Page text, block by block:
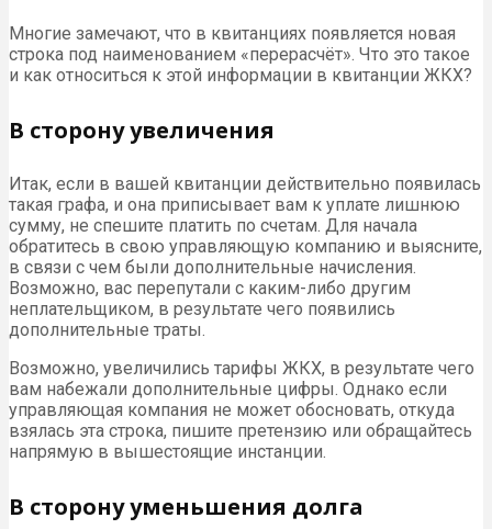
Многие замечают, что в квитанциях появляется новая
строка под наименованием «перерасчёт». Что это такое
и как относиться к этой информации в квитанции ЖКХ?
В сторону увеличения
Итак, если в вашей квитанции действительно появилась
такая графа, и она приписывает вам к уплате лишнюю
сумму, не спешите платить по счетам. Для начала
обратитесь в свою управляющую компанию и выясните,
в связи с чем были дополнительные начисления.
Возможно, вас перепутали с каким-либо другим
неплательщиком, в результате чего появились
дополнительные траты.
Возможно, увеличились тарифы ЖКХ, в результате чего
вам набежали дополнительные цифры. Однако если
управляющая компания не может обосновать, откуда
взялась эта строка, пишите претензию или обращайтесь
напрямую в вышестоящие инстанции.
В сторону уменьшения долга